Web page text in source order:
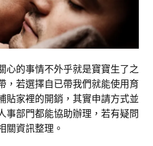
心的事情不外乎就是寶寶生了之
，若選擇自已帶我們就能使用育
貼家裡的開銷，其實申請方式並
事部門都能協助辦理，若有疑問
關資訊整理。